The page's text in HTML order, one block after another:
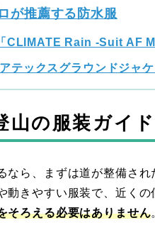
が推薦する防水服
CLIMATE Rain -Suit AF
テックスグラウンドジャケ
山の服装ガイド
なら、まずは道が整備され
動きやすい服装で、近く
そろえる必要はありません